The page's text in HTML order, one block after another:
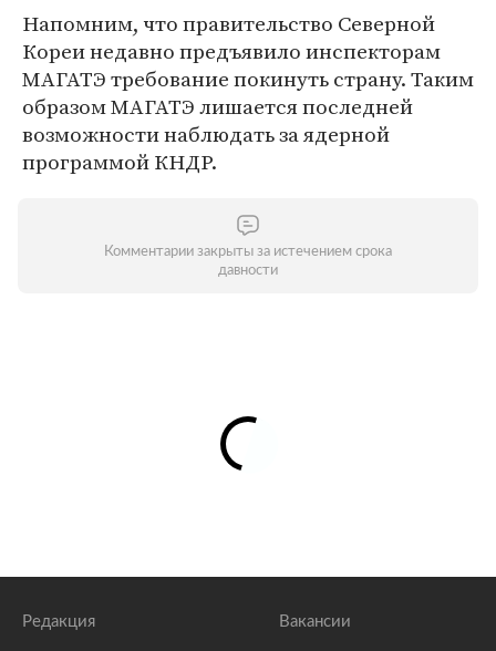
Напомним, что правительство Северной
Кореи недавно предъявило инспекторам
МАГАТЭ требование покинуть страну. Таким
образом МАГАТЭ лишается последней
возможности наблюдать за ядерной
программой КНДР.
Комментарии закрыты за истечением срока
давности
Редакция Вакансии